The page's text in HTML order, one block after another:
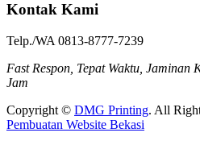
Kontak Kami
Telp./WA 0813-8777-7239
Fast Respon, Tepat Waktu, Jaminan
Jam
Copyright © DMG Printing. All
Pembuatan Website Bekasi